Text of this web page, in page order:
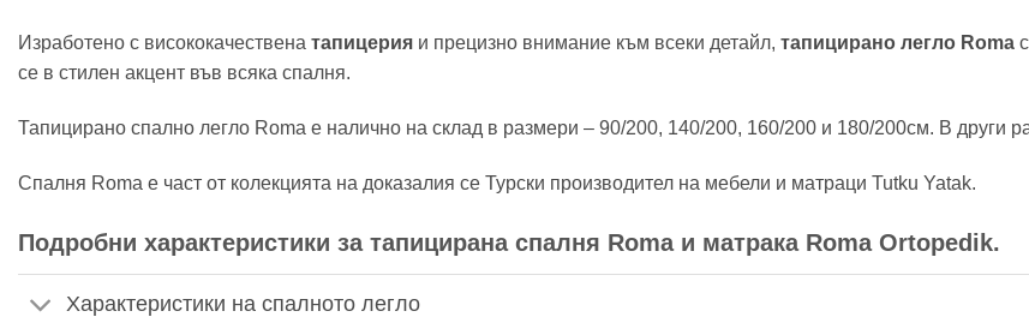
Изработено с висококачествена тапицерия и прецизно внимание към всеки детайл, тапицирано легло Roma
се в стилен акцент във всяка спалня.
Тапицирано спално легло Roma е налично на склад в размери – 90/200, 140/200, 160/200 и 180/200см. В други
Спалня Roma е част от колекцията на доказалия се Турски производител на мебели и матраци Tutku Yatak.
Подробни характеристики за тапицирана спалня Roma и матрака Roma Ortopedik.
Характеристики на спалното легло